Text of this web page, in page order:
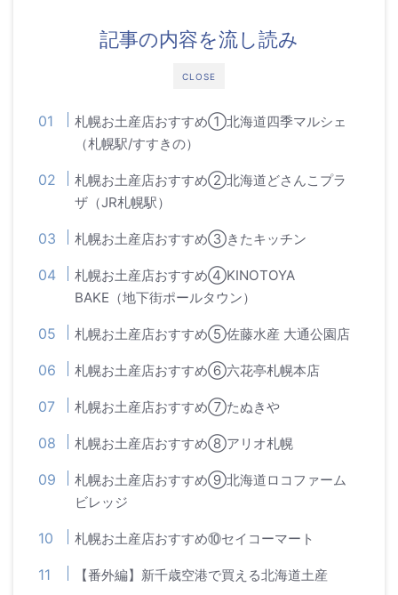
CLOSE
記事の内容を流し読み
札幌お土産店おすすめ①北海道四季マルシェ
（札幌駅/すすきの）
札幌お土産店おすすめ②北海道どさんこプラ
ザ（JR札幌駅）
札幌お土産店おすすめ③きたキッチン
札幌お土産店おすすめ④KINOTOYA
BAKE（地下街ポールタウン）
札幌お土産店おすすめ⑤佐藤水産 大通公園店
札幌お土産店おすすめ⑥六花亭札幌本店
札幌お土産店おすすめ⑦たぬきや
札幌お土産店おすすめ⑧アリオ札幌
札幌お土産店おすすめ⑨北海道ロコファーム
ビレッジ
札幌お土産店おすすめ⑩セイコーマート
【番外編】新千歳空港で買える北海道土産